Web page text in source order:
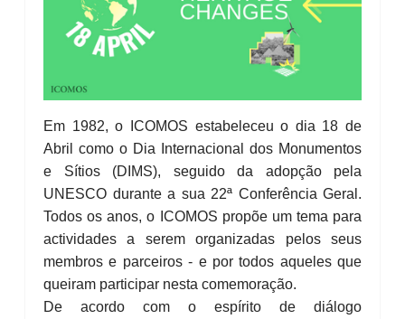
Em 1982, o ICOMOS estabeleceu o dia 18 de
Abril como o Dia Internacional dos Monumentos
e Sítios (DIMS), seguido da adopção pela
UNESCO durante a sua 22ª Conferência Geral.
Todos os anos, o ICOMOS propõe um tema para
actividades a serem organizadas pelos seus
membros e parceiros - e por todos aqueles que
queiram participar nesta comemoração.
De acordo com o espírito de diálogo